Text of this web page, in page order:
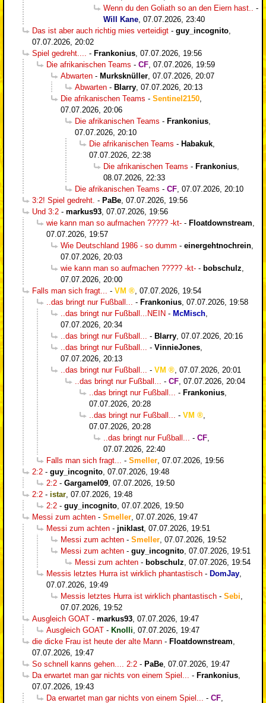
Wenn du den Goliath so an den Eiern hast..
-
Will Kane 07.07.2026, 23:40
Das ist aber auch richtig mies verteidigt - guy_incognito
07.07.2026, 20:02
Spiel gedreht....
- Frankonius 07.07.2026, 19:56
Die afrikanischen Teams - CF 07.07.2026, 19:59
Abwarten - Murksknüller 07.07.2026, 20:07
Abwarten - Blarry 07.07.2026, 20:13
Die afrikanischen Teams - Sentinel2150
07.07.2026, 20:06
Die afrikanischen Teams - Frankonius
07.07.2026, 20:10
Die afrikanischen Teams - Habakuk
07.07.2026, 22:38
Die afrikanischen Teams - Frankonius
08.07.2026, 22:33
Die afrikanischen Teams - CF 07.07.2026, 20:10
3:2! Spiel gedreht. - PaBe 07.07.2026, 19:56
Und 3:2 - markus93 07.07.2026, 19:56
wie kann man so aufmachen ????? -kt- - Floatdownstream
07.07.2026, 19:57
Wie Deutschland 1986 - so dumm - einergehtnochrein
07.07.2026, 20:03
wie kann man so aufmachen ????? -kt- - bobschulz
07.07.2026, 20:00
Falls man sich fragt...
- VM
07.07.2026, 19:54
..das bringt nur Fußball...
- Frankonius 07.07.2026, 19:58
..das bringt nur Fußball...NEIN - McMisch
07.07.2026, 20:34
..das bringt nur Fußball...
- Blarry 07.07.2026, 20:16
..das bringt nur Fußball...
- VinnieJones
07.07.2026, 20:13
..das bringt nur Fußball...
- VM
07.07.2026, 20:01
..das bringt nur Fußball...
- CF 07.07.2026, 20:04
..das bringt nur Fußball...
- Frankonius
07.07.2026, 20:28
..das bringt nur Fußball...
- VM
07.07.2026, 20:28
..das bringt nur Fußball...
- CF
07.07.2026, 22:40
Falls man sich fragt...
- Smeller 07.07.2026, 19:56
2:2 - guy_incognito 07.07.2026, 19:48
2:2 - Gargamel09 07.07.2026, 19:50
2:2 - istar 07.07.2026, 19:48
2:2 - guy_incognito 07.07.2026, 19:50
Messi zum achten - Smeller 07.07.2026, 19:47
Messi zum achten - jniklast, 07.07.2026, 19:51
Messi zum achten - Smeller 07.07.2026, 19:52
Messi zum achten - guy_incognito 07.07.2026, 19:51
Messi zum achten - bobschulz 07.07.2026, 19:54
Messis letztes Hurra ist wirklich phantastisch - DomJay
07.07.2026, 19:49
Messis letztes Hurra ist wirklich phantastisch - Sebi
07.07.2026, 19:52
Ausgleich GOAT - markus93 07.07.2026, 19:47
Ausgleich GOAT - Knolli 07.07.2026, 19:47
die dicke Frau ist heute der alte Mann - Floatdownstream
07.07.2026, 19:47
So schnell kanns gehen.... 2:2 - PaBe 07.07.2026, 19:47
Da erwartet man gar nichts von einem Spiel...
- Frankonius
07.07.2026, 19:43
Da erwartet man gar nichts von einem Spiel...
- CF